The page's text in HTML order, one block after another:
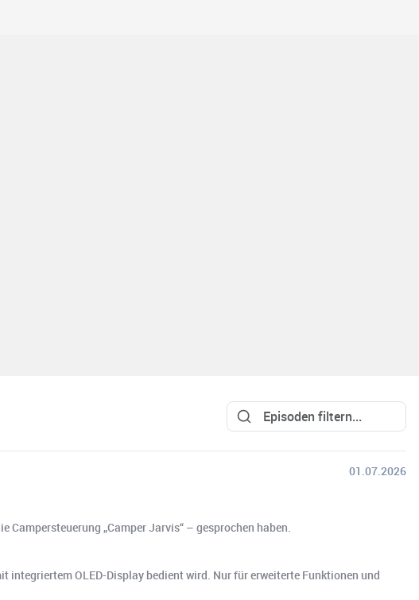
01.07.2026
Campersteuerung „Camper Jarvis“ – gesprochen haben.
integriertem OLED-Display bedient wird. Nur für erweiterte Funktionen und